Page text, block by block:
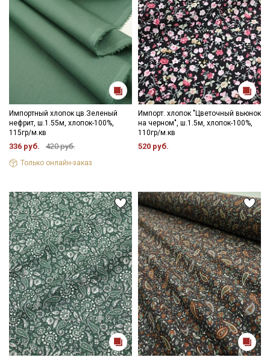
Импортный хлопок цв.Зеленый
нефрит, ш.1.55м, хлопок-100%,
115гр/м.кв
336 руб. 420 руб.
Только онлайн-заказ
Импорт. хлопок "Цветочный вьюнок
на черном", ш.1.5м, хлопок-100%,
110гр/м.кв
520 руб.